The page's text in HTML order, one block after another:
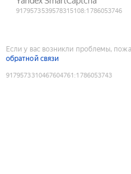
Если у вас возникли проблемы,
обратной связи
9179573310467604761 :1786053743